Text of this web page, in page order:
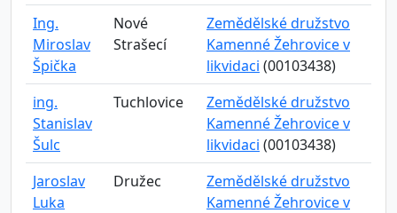
Ing.
Miroslav
Špička
Nové
Strašecí
Zemědělské družstvo
Kamenné Žehrovice v
likvidaci (00103438)
ing.
Stanislav
Šulc
Tuchlovice
Zemědělské družstvo
Kamenné Žehrovice v
likvidaci (00103438)
Jaroslav
Luka
Družec
Zemědělské družstvo
Kamenné Žehrovice v